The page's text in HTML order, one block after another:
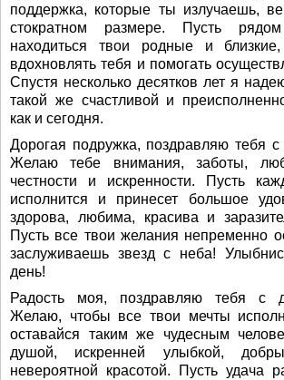
поддержка, которые ты излучаешь,
стократном размере. Пусть
находиться твои родные и
вдохновлять тебя и помогать
Спустя несколько десятков лет я
такой же счастливой и
как и сегодня.
Дорогая подружка, поздравляю тебя
Желаю тебе внимания, заботы,
честности и искренности. Пусть
исполнится и принесет большое
здорова, любима, красива и
Пусть все твои желания непременно
заслуживаешь звезд с неба!
день!
Радость моя, поздравляю тебя с
Желаю, чтобы все твои мечты
оставайся таким же чудесным
душой, искренней улыбкой,
невероятной красотой. Пусть удача